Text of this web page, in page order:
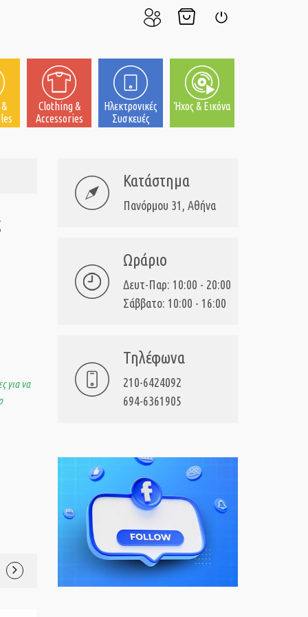
μου
Clothing &
Accessories
Ηλεκτρονικές
Συσκευές
Ήχος & Εικόνα
για να
Κατάστημα
Πανόρμου 31, Αθήνα
Ωράριο
Δευτ-Παρ: 10:00 - 20:00
Σάββατο: 10:00 - 16:00
Τηλέφωνα
210-6424092
694-6361905